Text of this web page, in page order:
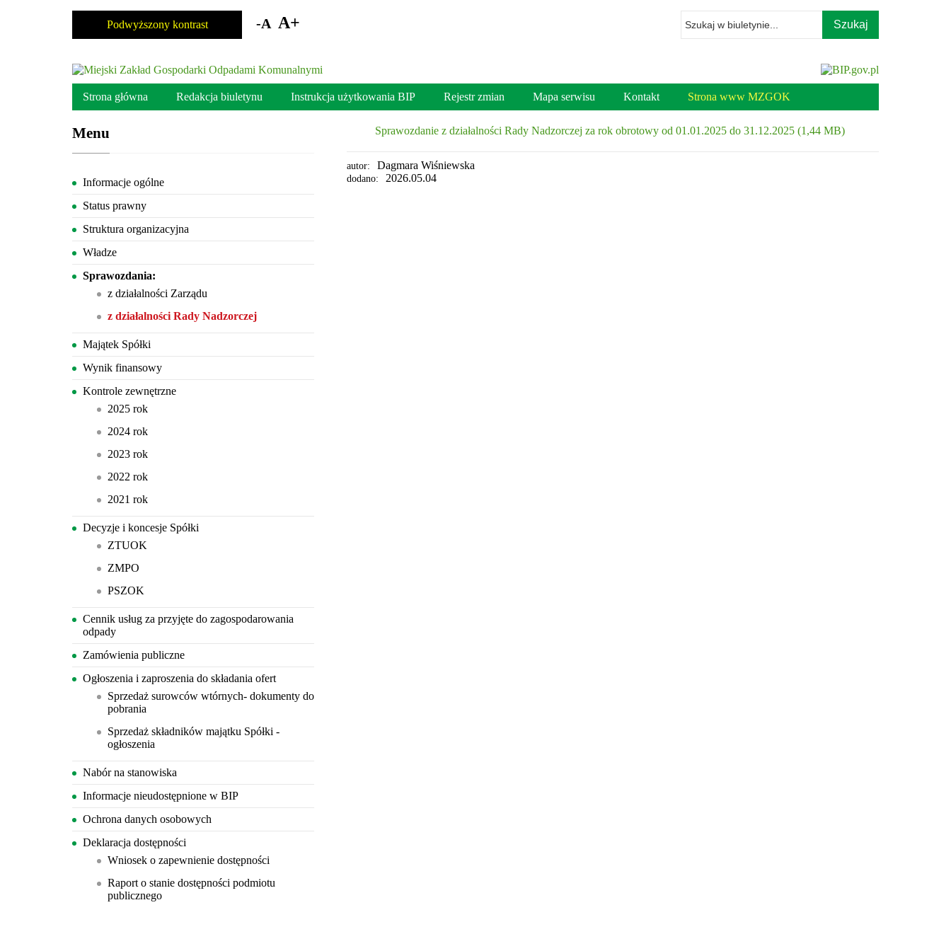
zawartości
Podwyższony kontrast -A A+
szukaną
frazę
Strona główna Redakcja biuletynu Instrukcja użytkowania BIP Rejestr zmian Mapa serwisu Kontakt Strona www MZGOK
Menu
Informacje ogólne
Status prawny
Struktura organizacyjna
Władze
Sprawozdania:
z działalności Zarządu
z działalności Rady Nadzorczej
Majątek Spółki
Wynik finansowy
Kontrole zewnętrzne
2025 rok
2024 rok
2023 rok
2022 rok
2021 rok
Decyzje i koncesje Spółki
ZTUOK
ZMPO
PSZOK
Cennik usług za przyjęte do zagospodarowania
odpady
Zamówienia publiczne
Ogłoszenia i zaproszenia do składania ofert
Sprzedaż surowców wtórnych- dokumenty do
pobrania
Sprzedaż składników majątku Spółki -
ogłoszenia
Nabór na stanowiska
Informacje nieudostępnione w BIP
Ochrona danych osobowych
Deklaracja dostępności
Wniosek o zapewnienie dostępności
Raport o stanie dostępności podmiotu
publicznego
Sprawozdanie z działalności Rady Nadzorczej za rok obrotowy od 01.01.2025 do 31.12.2025 (1,44 MB)
autor: Dagmara Wiśniewska
dodano: 2026.05.04